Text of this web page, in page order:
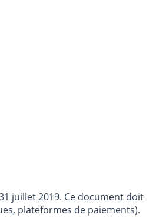
juillet 2019. Ce document doit
plateformes de paiements).